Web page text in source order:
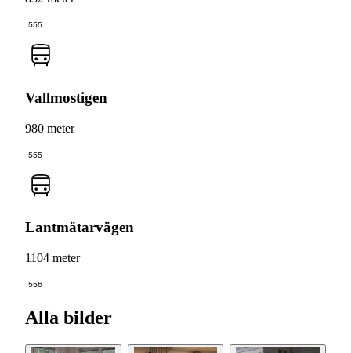
555
Vallmostigen
980 meter
555
Lantmätarvägen
1104 meter
556
Alla bilder